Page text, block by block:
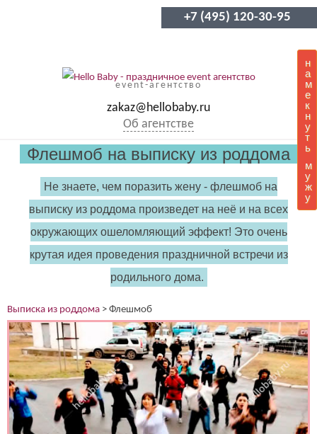
+7 (495) 120-30-95
event-агентство
zakaz@hellobaby.ru
Об агентстве
н
а
м
е
к
н
у
т
ь
м
у
ж
у
Флешмоб на выписку из роддома
Не знаете, чем поразить жену - флешмоб на
выписку из роддома произведет на неё и на всех
окружающих ошеломляющий эффект! Это очень
крутая идея проведения праздничной встречи из
родильного дома.
Выписка из роддома > Флешмоб